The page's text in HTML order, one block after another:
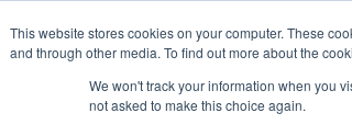
This website stores cookies on your computer. These
and through other media. To find out more about the
We won't track your information when you
not asked to make this choice again.
Reutlingen